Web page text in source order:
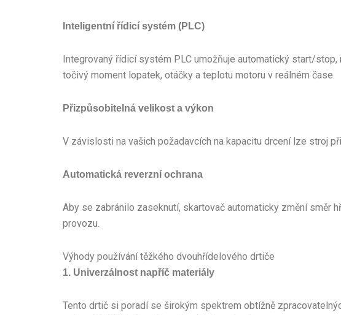
Inteligentní řídicí systém (PLC)
Integrovaný řídicí systém PLC umožňuje automatický start/
točivý moment lopatek, otáčky a teplotu motoru v reálném čase.
Přizpůsobitelná velikost a výkon
V závislosti na vašich požadavcích na kapacitu drcení lze stroj
Automatická reverzní ochrana
Aby se zabránilo zaseknutí, skartovač automaticky změní směr
provozu.
Výhody používání těžkého dvouhřídelového drtiče
1. Univerzálnost napříč materiály
Tento drtič si poradí se širokým spektrem obtížně